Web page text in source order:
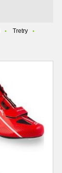
Tretry